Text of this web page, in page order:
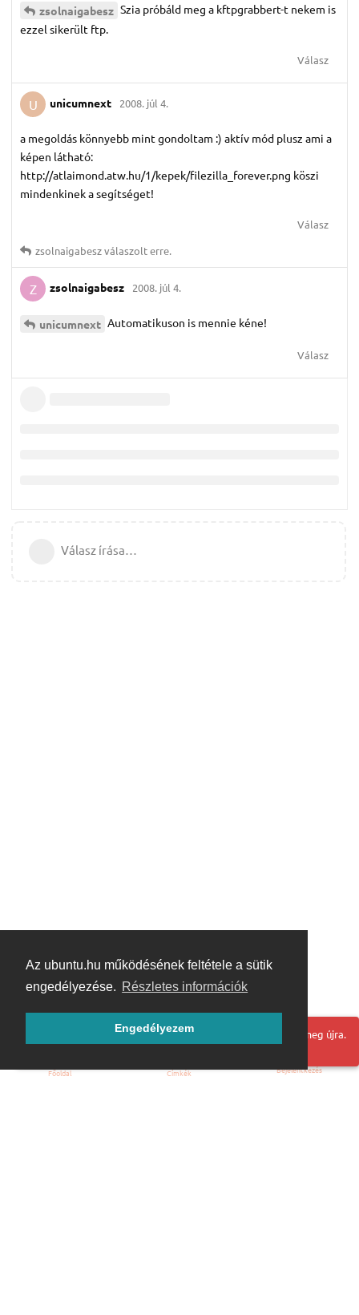
Az ubuntu.hu működésének feltétele a sütik
engedélyezése. Részletes információk
Engedélyezem
zsolnaigabesz Szia próbáld meg a kftpgrabbert-t nekem is
ezzel sikerült ftp.
Válasz
U unicumnext 2008. júl 4.
a megoldás könnyebb mint gondoltam :) aktív mód plusz ami a
képen látható:
http://atlaimond.atw.hu/1/kepek/filezilla_forever.png köszi
mindenkinek a segítséget!
Válasz
zsolnaigabeszválaszolt erre.
Z zsolnaigabesz 2008. júl 4.
unicumnext Automatikuson is mennie kéne!
Válasz
Válasz írása…
Hoppá! Valami hiba történt. Frissítse az oldalt és próbálja meg újra.
Főoldal Címkék Bejelentkezés